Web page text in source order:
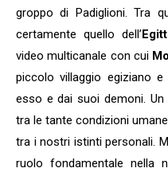
groppo di Padiglioni. Tra
certamente quello dell’
video multicanale con cui
piccolo villaggio egiziano
esso e dai suoi demoni.
tra le tante condizioni
tra i nostri istinti personali.
ruolo fondamentale